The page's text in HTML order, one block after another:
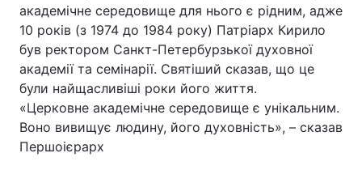
академічне середовище для нього є рідним, адже
10 років (з 1974 до 1984 року) Патріарх Кирило
був ректором Санкт-Петербурзької духовної
академії та семінарії. Святіший сказав, що це
були найщасливіші роки його життя.
«Церковне академічне середовище є унікальним.
Воно вивищує людину, його духовність», – сказав
Першоієрарх